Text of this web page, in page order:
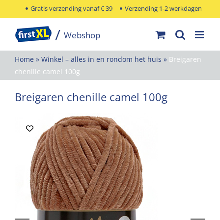
naar
inhoud
Gratis verzending vanaf € 39 Verzending 1-2 werkdagen
Home » Winkel – alles in en rondom het huis » Breigaren
chenille camel 100g
Breigaren chenille camel 100g